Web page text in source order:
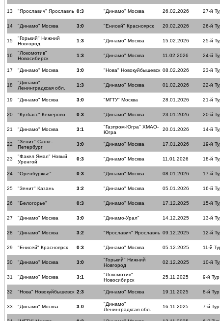
13 "Ярославич" Ярославль 0:3 "Динамо" Москва 26.02.2026 27-й
14 "Динамо" Москва 3:0 "Енисей" Красноярск 20.02.2026 26-й
15
"Горький" Нижний
Новгород
1:3 "Динамо" Москва 15.02.2026 25-й
16
"Локомотив"
Новосибирск
1:3 "Динамо" Москва 11.02.2026 24-й
17 "Динамо" Москва 3:0 "Нова" Новокуйбышевск 08.02.2026 23-й
18
"Динамо"
Ленинградксая обл.
1:3 "Динамо" Москва 01.02.2026 22-й
19 "Динамо" Москва 3:0 "МГТУ" Москва 28.01.2026 21-й
20 "Кузбасс" Кемерово 0:3 "Динамо" Москва 23.01.2026 20-й
21 "Динамо" Москва 3:1
"Газпром-Югра" ХМАО-
Югра
20.01.2026 14-й
22
"Зенит" Санкт-
Петербург
3:0 "Динамо" Москва 17.01.2026 19-й
23
"Факел Ямал" Новый
Уренгой
0:3 "Динамо" Москва 11.01.2026 18-й
24 "Оренбуржье" 0:3 "Динамо" Москва 08.01.2026 17-й
25 "Зенит" Казань 3:2 "Динамо" Москва 05.01.2026 16-й
26 "Белогорье" 0:3 "Динамо" Москва 17.12.2025 15-й
27 "Динамо" Москва 3:0 "Динамо-Урал" 14.12.2025 13-й
28 "Динамо" Москва 3:2 "Ярославич" Ярославль 09.12.2025 12-й
29 "Енисей" Красноярск 0:3 "Динамо" Москва 05.12.2025 11-й
30 "Динамо" Москва 3:0
"Горький" Нижний
Новгород
02.12.2025 10-й
31 "Динамо" Москва 3:1
"Локомотив"
Новосибирск
25.11.2025 9-й Тур
32 "Нова" Новокуйбышевск 2:3 "Динамо" Москва 19.11.2025 8-й Тур
33 "Динамо" Москва 3:0
"Динамо"
Ленинградксая обл.
16.11.2025 7-й Тур